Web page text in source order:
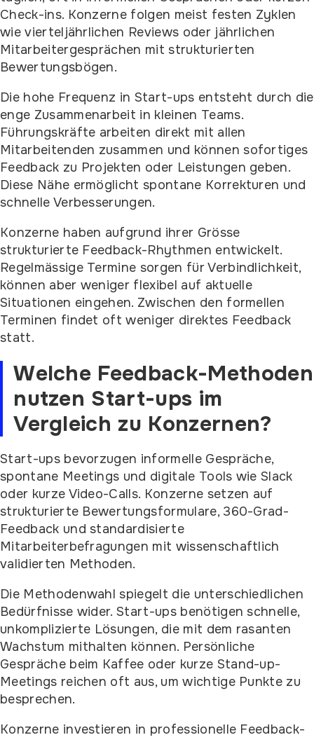
Check-ins. Konzerne folgen meist festen Zyklen
wie vierteljährlichen Reviews oder jährlichen
Mitarbeitergesprächen mit strukturierten
Bewertungsbögen.
Die hohe Frequenz in Start-ups entsteht durch die
enge Zusammenarbeit in kleinen Teams.
Führungskräfte arbeiten direkt mit allen
Mitarbeitenden zusammen und können sofortiges
Feedback zu Projekten oder Leistungen geben.
Diese Nähe ermöglicht spontane Korrekturen und
schnelle Verbesserungen.
Konzerne haben aufgrund ihrer Grösse
strukturierte Feedback-Rhythmen entwickelt.
Regelmässige Termine sorgen für Verbindlichkeit,
können aber weniger flexibel auf aktuelle
Situationen eingehen. Zwischen den formellen
Terminen findet oft weniger direktes Feedback
statt.
Welche Feedback-Methoden
nutzen Start-ups im
Vergleich zu Konzernen?
Start-ups bevorzugen informelle Gespräche,
spontane Meetings und digitale Tools wie Slack
oder kurze Video-Calls. Konzerne setzen auf
strukturierte Bewertungsformulare, 360-Grad-
Feedback und standardisierte
Mitarbeiterbefragungen mit wissenschaftlich
validierten Methoden.
Die Methodenwahl spiegelt die unterschiedlichen
Bedürfnisse wider. Start-ups benötigen schnelle,
unkomplizierte Lösungen, die mit dem rasanten
Wachstum mithalten können. Persönliche
Gespräche beim Kaffee oder kurze Stand-up-
Meetings reichen oft aus, um wichtige Punkte zu
besprechen.
Konzerne investieren in professionelle Feedback-